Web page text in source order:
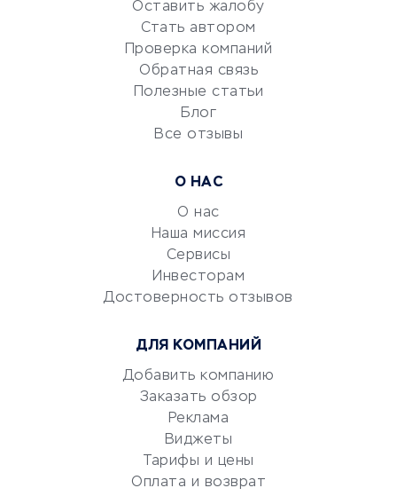
Красота и здоровье
Сервисы по поиску работы
Сетевой маркетинг
УСЛУГИ ДЛЯ БИЗНЕСА
документооборот
Консалтинговые компании
Аудиторские компании
Бухгалтерия онлайн
Оставить жалобу
Стать автором
Проверка компаний
Обратная связь
Полезные статьи
Блог
Все отзывы
О НАС
О нас
Наша миссия
Сервисы
Инвесторам
Достоверность отзывов
ДЛЯ КОМПАНИЙ
Добавить компанию
Заказать обзор
Реклама
Виджеты
Тарифы и цены
Оплата и возврат